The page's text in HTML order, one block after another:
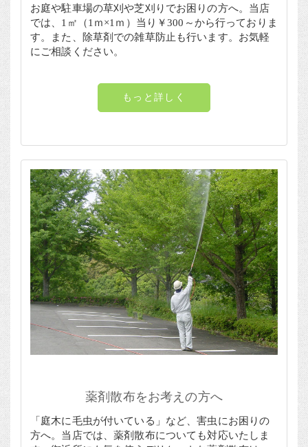
お庭や駐車場の草刈や芝刈りでお困りの方へ。当店
では、1㎡（1ｍ×1ｍ）当り￥300～から行っておりま
す。また、除草剤での雑草防止も行います。お気軽
にご相談ください。
もっと詳しく
薬剤散布をお考えの方へ
「庭木に毛虫が付いている」など、害虫にお困りの
方へ。当店では、薬剤散布についても対応いたしま